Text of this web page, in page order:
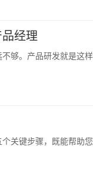
经理
够。产品研发就是
关键步骤，既能帮助